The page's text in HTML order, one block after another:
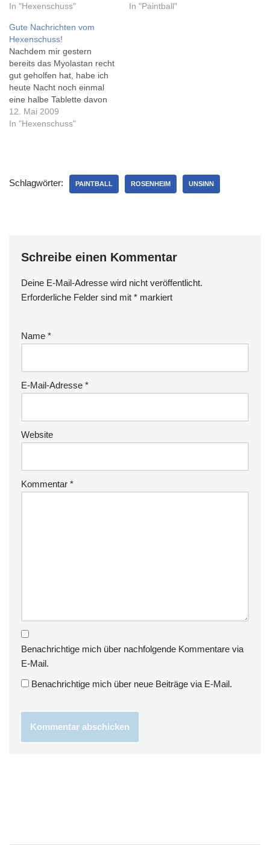
In "Hexenschuss"
In "Paintball"
Gute Nachrichten vom
Hexenschuss!
Nachdem mir gestern
bereits das Myolastan recht
gut geholfen hat, habe ich
heute Nacht noch einmal
eine halbe Tablette davon
genommen - es dürfte
vorerst mal die letzte
Strich gehts mir schon
12. Mai 2009
In "Hexenschuss"
Schlagwörter: PAINTBALL ROSENHEIM UNSINN
Schreibe einen Kommentar
Deine E-Mail-Adresse wird nicht veröffentlicht.
Erforderliche Felder sind mit * markiert
Name *
E-Mail-Adresse *
Website
Kommentar *
Benachrichtige mich über nachfolgende Kommentare via
E-Mail.
Benachrichtige mich über neue Beiträge via E-Mail.